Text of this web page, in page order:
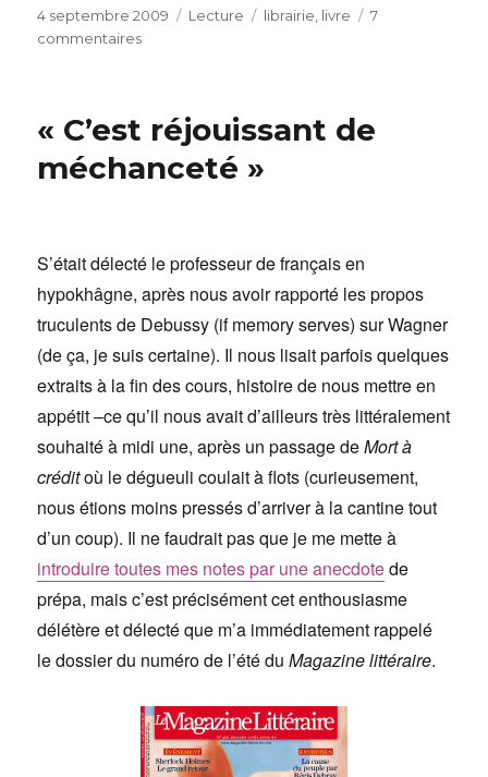
Publié
le
4 septembre 2009 Catégories
Lecture Étiquettes
librairie livre
7
commentairessur
« C’est réjouissant de
méchanceté »
S’était délecté le professeur de français en
hypokhâgne, après nous avoir rapporté les propos
truculents de Debussy (if memory serves) sur Wagner
(de ça, je suis certaine). Il nous lisait parfois quelques
extraits à la fin des cours, histoire de nous mettre en
appétit –ce qu’il nous avait d’ailleurs très littéralement
souhaité à midi une, après un passage deMort à
créditoù le dégueuli coulait à flots (curieusement,
nous étions moins pressés d’arriver à la cantine tout
d’un coup). Il ne faudrait pas que je me mette à
introduire toutes mes notes par une anecdotede
prépa, mais c’est précisément cet enthousiasme
délétère et délecté que m’a immédiatement rappelé
le dossier du numéro de l’été duMagazine littéraire.